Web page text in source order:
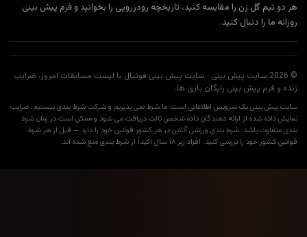
رودررویی را بخوانید و فرم پیش بینی
فوتبال با لیست مسابقات امروز، ضرایب
شرط نمی پذیریم و شرکت شرط بندی نیستیم. ضرایب
ثالث دریافت می شود و ممکن است در زمان شرط
هر کشور قوانین خود را دارد — قبل از هر شرط،